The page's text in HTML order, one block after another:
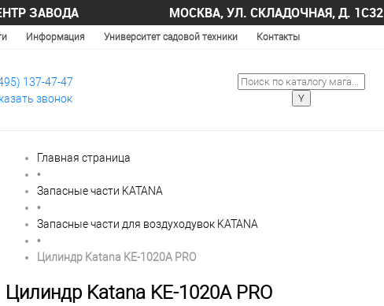
ЗАВОДА МОСКВА, УЛ. СКЛАДОЧНАЯ, Д. 1С32
Информация Университет садовой техники Контакты
137-47-47
звонок
Главная страница
•
Запасные части KATANA
•
Запасные части для воздуходувок KATANA
•
Цилиндр Katana KE-1020A PRO
Цилиндр Katana KE-1020A PRO